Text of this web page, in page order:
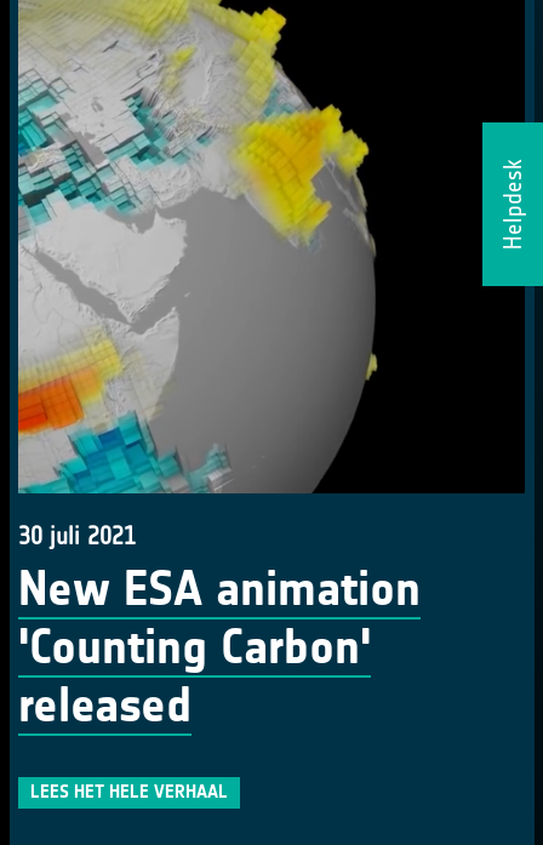
Helpdesk
30 juli 2021
New ESA animation
'Counting Carbon'
released
LEES HET HELE VERHAAL